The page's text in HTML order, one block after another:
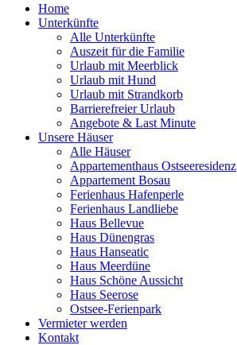
Home
Unterkünfte
Alle Unterkünfte
Auszeit für die Familie
Urlaub mit Meerblick
Urlaub mit Hund
Urlaub mit Strandkorb
Barrierefreier Urlaub
Angebote & Last Minute
Unsere Häuser
Alle Häuser
Appartementhaus Ostseeresidenz
Appartement Bosau
Ferienhaus Hafenperle
Ferienhaus Landliebe
Haus Bellevue
Haus Dünengras
Haus Hanseatic
Haus Meerdüne
Haus Schöne Aussicht
Haus Seerose
Ostsee-Ferienpark
Vermieter werden
Kontakt